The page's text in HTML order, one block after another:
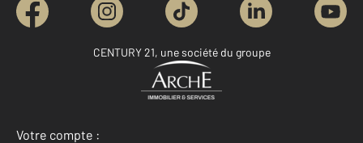
CENTURY 21, une société du groupe
Votre compte :